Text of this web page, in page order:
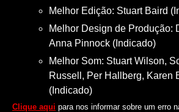
Melhor Edição: Stuart Baird
Melhor Design de Produção:
Anna Pinnock (Indicado)
Melhor Som: Stuart Wilson,
Russell, Per Hallberg, Karen
(Indicado)
Clique aqui para nos informar sobre um erro